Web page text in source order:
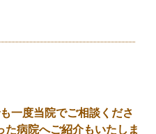
一度当院でご相談くださ
病院へご紹介もいたしま